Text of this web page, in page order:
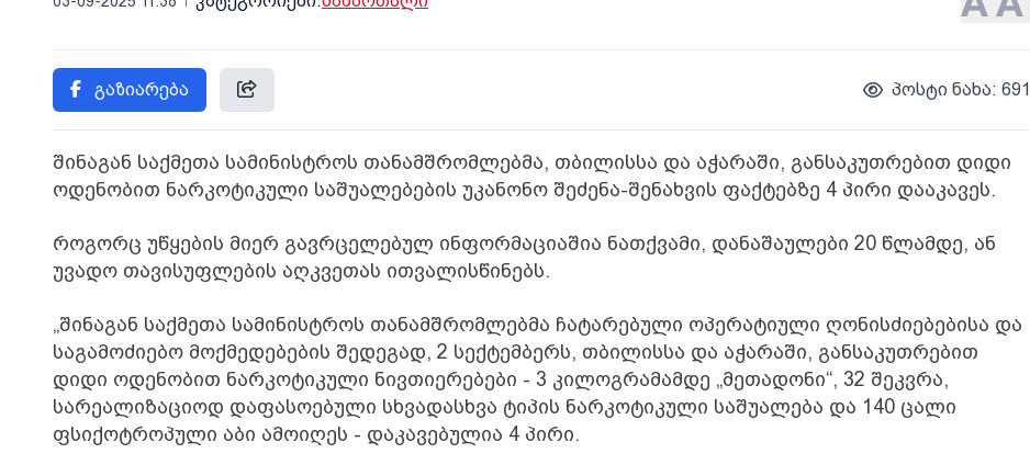
გაზიარება პოსტი ნახა: 691
შინაგან საქმეთა სამინისტროს თანამშრომლებმა, თბილისსა და აჭარაში, განსაკუთრებით დიდი
ოდენობით ნარკოტიკული საშუალებების უკანონო შეძენა-შენახვის ფაქტებზე 4 პირი დააკავეს.
როგორც უწყების მიერ გავრცელებულ ინფორმაციაშია ნათქვამი, დანაშაულები 20 წლამდე, ან
უვადო თავისუფლების აღკვეთას ითვალისწინებს.
„შინაგან საქმეთა სამინისტროს თანამშრომლებმა ჩატარებული ოპერატიული ღონისძიებებისა და
საგამოძიებო მოქმედებების შედეგად, 2 სექტემბერს, თბილისსა და აჭარაში, განსაკუთრებით
დიდი ოდენობით ნარკოტიკული ნივთიერებები - 3 კილოგრამამდე „მეთადონი“, 32 შეკვრა,
სარეალიზაციოდ დაფასოებული სხვადასხვა ტიპის ნარკოტიკული საშუალება და 140 ცალი
ფსიქოტროპული აბი ამოიღეს - დაკავებულია 4 პირი.